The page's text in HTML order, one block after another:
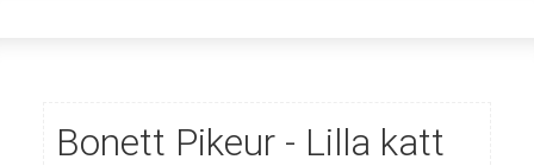
Bonett Pikeur - Lilla katt